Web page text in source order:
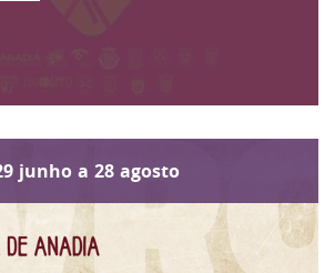
junho a 28 agosto